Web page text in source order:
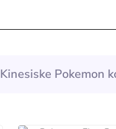
Kinesiske Pokemon